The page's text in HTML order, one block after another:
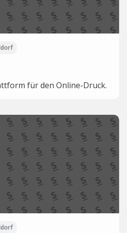
für den Online-Druck.